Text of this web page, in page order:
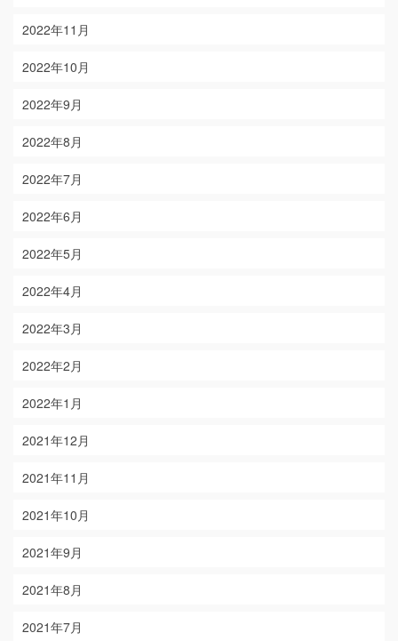
2022年11月
2022年10月
2022年9月
2022年8月
2022年7月
2022年6月
2022年5月
2022年4月
2022年3月
2022年2月
2022年1月
2021年12月
2021年11月
2021年10月
2021年9月
2021年8月
2021年7月